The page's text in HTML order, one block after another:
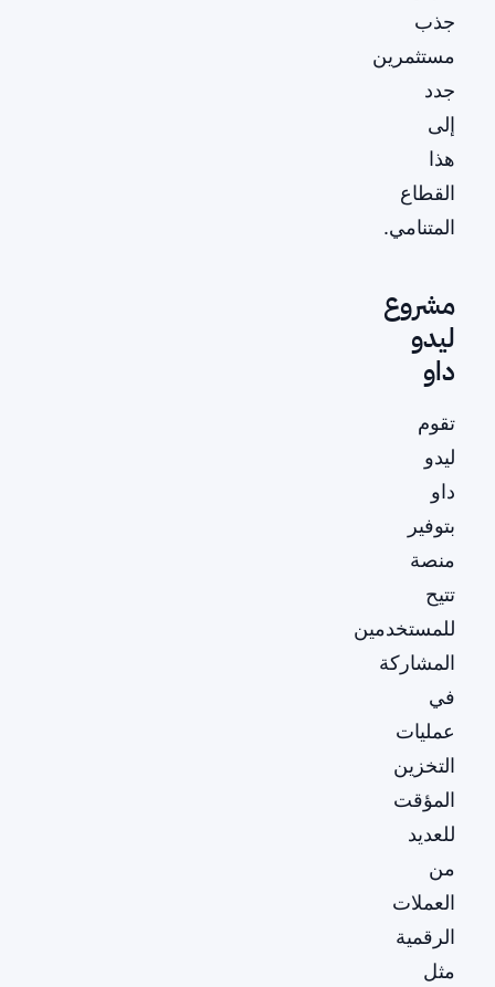
جذب
مستثمرين
جدد
إلى
هذا
القطاع
المتنامي.
مشروع
ليدو
داو
تقوم
ليدو
داو
بتوفير
منصة
تتيح
للمستخدمين
المشاركة
في
عمليات
التخزين
المؤقت
للعديد
من
العملات
الرقمية
مثل